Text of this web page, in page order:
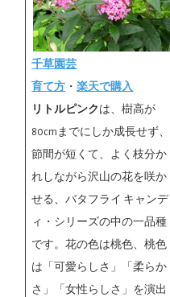
千草園芸
育て方 ・楽天で購入
リトルピンク は、樹高が
80cmまでにしか成長せず、
節間が短くて、よく枝分か
れしながら沢山の花を咲か
せる、バタフライ キャンデ
ィ・シリーズの中の一品種
です。花の色は桃色、桃色
は「可愛らしさ」「柔らか
さ」「女性らしさ」を演出